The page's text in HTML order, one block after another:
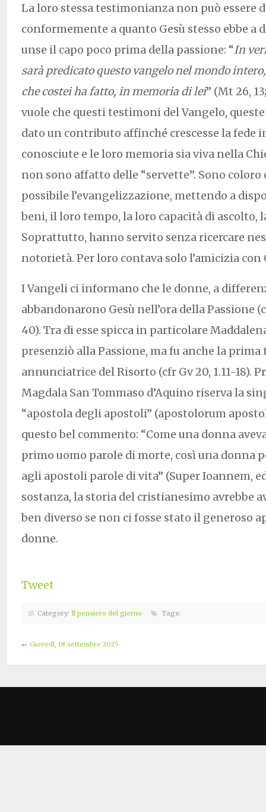
La loro stessa testimonianza non può essere
conformemente a quanto Gesù stesso ebbe a
unse il capo poco prima della passione: “In
sarà predicato questo vangelo nel mondo
che costei ha fatto, in memoria di lei” (Mt 26,
vuole che questi testimoni del Vangelo,
dato un contributo affinché crescesse la fede
conosciute e le loro memoria sia viva nella
non sono affatto delle “servette”. Sono coloro
possibile l’evangelizzazione, mettendo a
beni, il loro tempo, la loro capacità di ascolto,
Soprattutto, hanno servito senza ricercare
notorietà. Per loro contava solo l’amicizia con
I Vangeli ci informano che le donne, a
abbandonarono Gesù nell’ora della Passione
40). Tra di esse spicca in particolare
presenziò alla Passione, ma fu anche la
annunciatrice del Risorto (cfr Gv 20, 1.11-18).
Magdala San Tommaso d’Aquino riserva la
“apostola degli apostoli” (apostolorum
questo bel commento: “Come una donna
primo uomo parole di morte, così una donna
agli apostoli parole di vita” (Super Ioannem,
sostanza, la storia del cristianesimo avrebbe
ben diverso se non ci fosse stato il generoso
donne.
Tweet
Category: Il pensiero del giorno Tags:
← Giovedì, 18 settembre 2025